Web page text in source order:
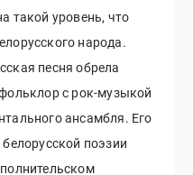
такой уровень, что
народа.
песня обрела
с рок-музыкой
ансамбля. Его
поэзии